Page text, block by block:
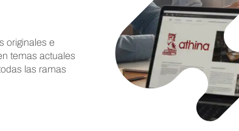
originales e
temas actuales
las ramas